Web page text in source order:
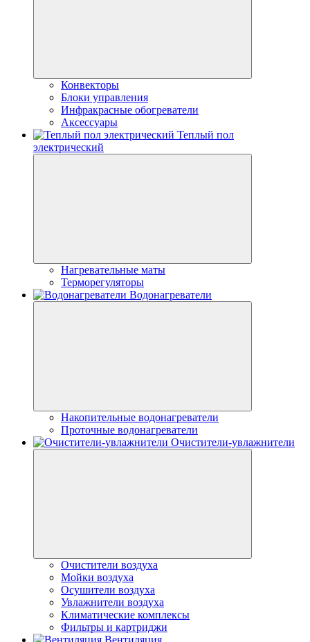
Конвекторы
Блоки управления
Инфракрасные обогреватели
Аксессуары
Теплый пол
электрический
Нагревательные маты
Терморегуляторы
Водонагреватели
Накопительные водонагреватели
Проточные водонагреватели
Очистители-увлажнители
Очистители воздуха
Мойки воздуха
Осушители воздуха
Увлажнители воздуха
Климатические комплексы
Фильтры и картриджи
Вентиляция